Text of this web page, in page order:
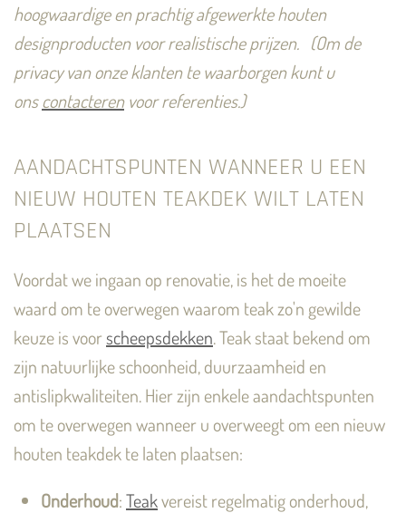
hoogwaardige en prachtig afgewerkte houten
designproducten voor realistische prijzen. (Om de
privacy van onze klanten te waarborgen kunt u
onscontacterenvoor referenties.)
AANDACHTSPUNTEN WANNEER U EEN
NIEUW HOUTEN TEAKDEK WILT LATEN
PLAATSEN
Voordat we ingaan op renovatie, is het de moeite
waard om te overwegen waarom teak zo'n gewilde
keuze is voorscheepsdekken. Teak staat bekend om
zijn natuurlijke schoonheid, duurzaamheid en
antislipkwaliteiten. Hier zijn enkele aandachtspunten
om te overwegen wanneer u overweegt om een nieuw
houten teakdek te laten plaatsen:
Onderhoud:Teakvereist regelmatig onderhoud,